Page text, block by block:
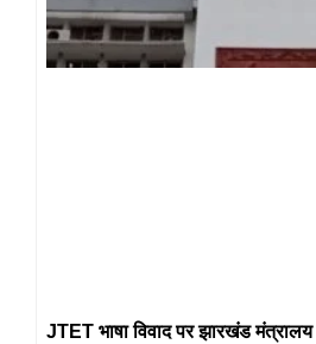
JTET भाषा विवाद पर झारखंड